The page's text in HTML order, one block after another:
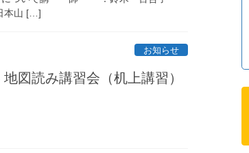
本山 […]
お知らせ
図読み講習会（机上講習）